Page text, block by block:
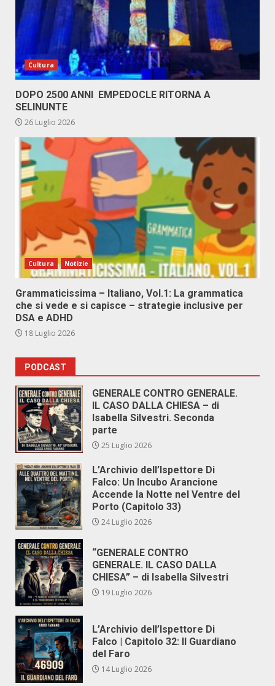
Cultura
DOPO 2500 ANNI EMPEDOCLE RITORNA A
SELINUNTE
26 Luglio 2026
Cultura Notizie
Grammaticissima – Italiano, Vol.1: La grammatica
che si vede e si capisce – strategie inclusive per
DSA e ADHD
18 Luglio 2026
PODCAST
GENERALE CONTRO GENERALE.
IL CASO DALLA CHIESA – di
Isabella Silvestri. Seconda
parte
25 Luglio 2026
L’Archivio dell’Ispettore Di
Falco: Un Incubo Arancione
Accende la Notte nel Ventre del
Porto (Capitolo 33)
24 Luglio 2026
“GENERALE CONTRO
GENERALE. IL CASO DALLA
CHIESA” – di Isabella Silvestri
19 Luglio 2026
L’Archivio dell’Ispettore Di
Falco | Capitolo 32: Il Guardiano
del Faro
14 Luglio 2026